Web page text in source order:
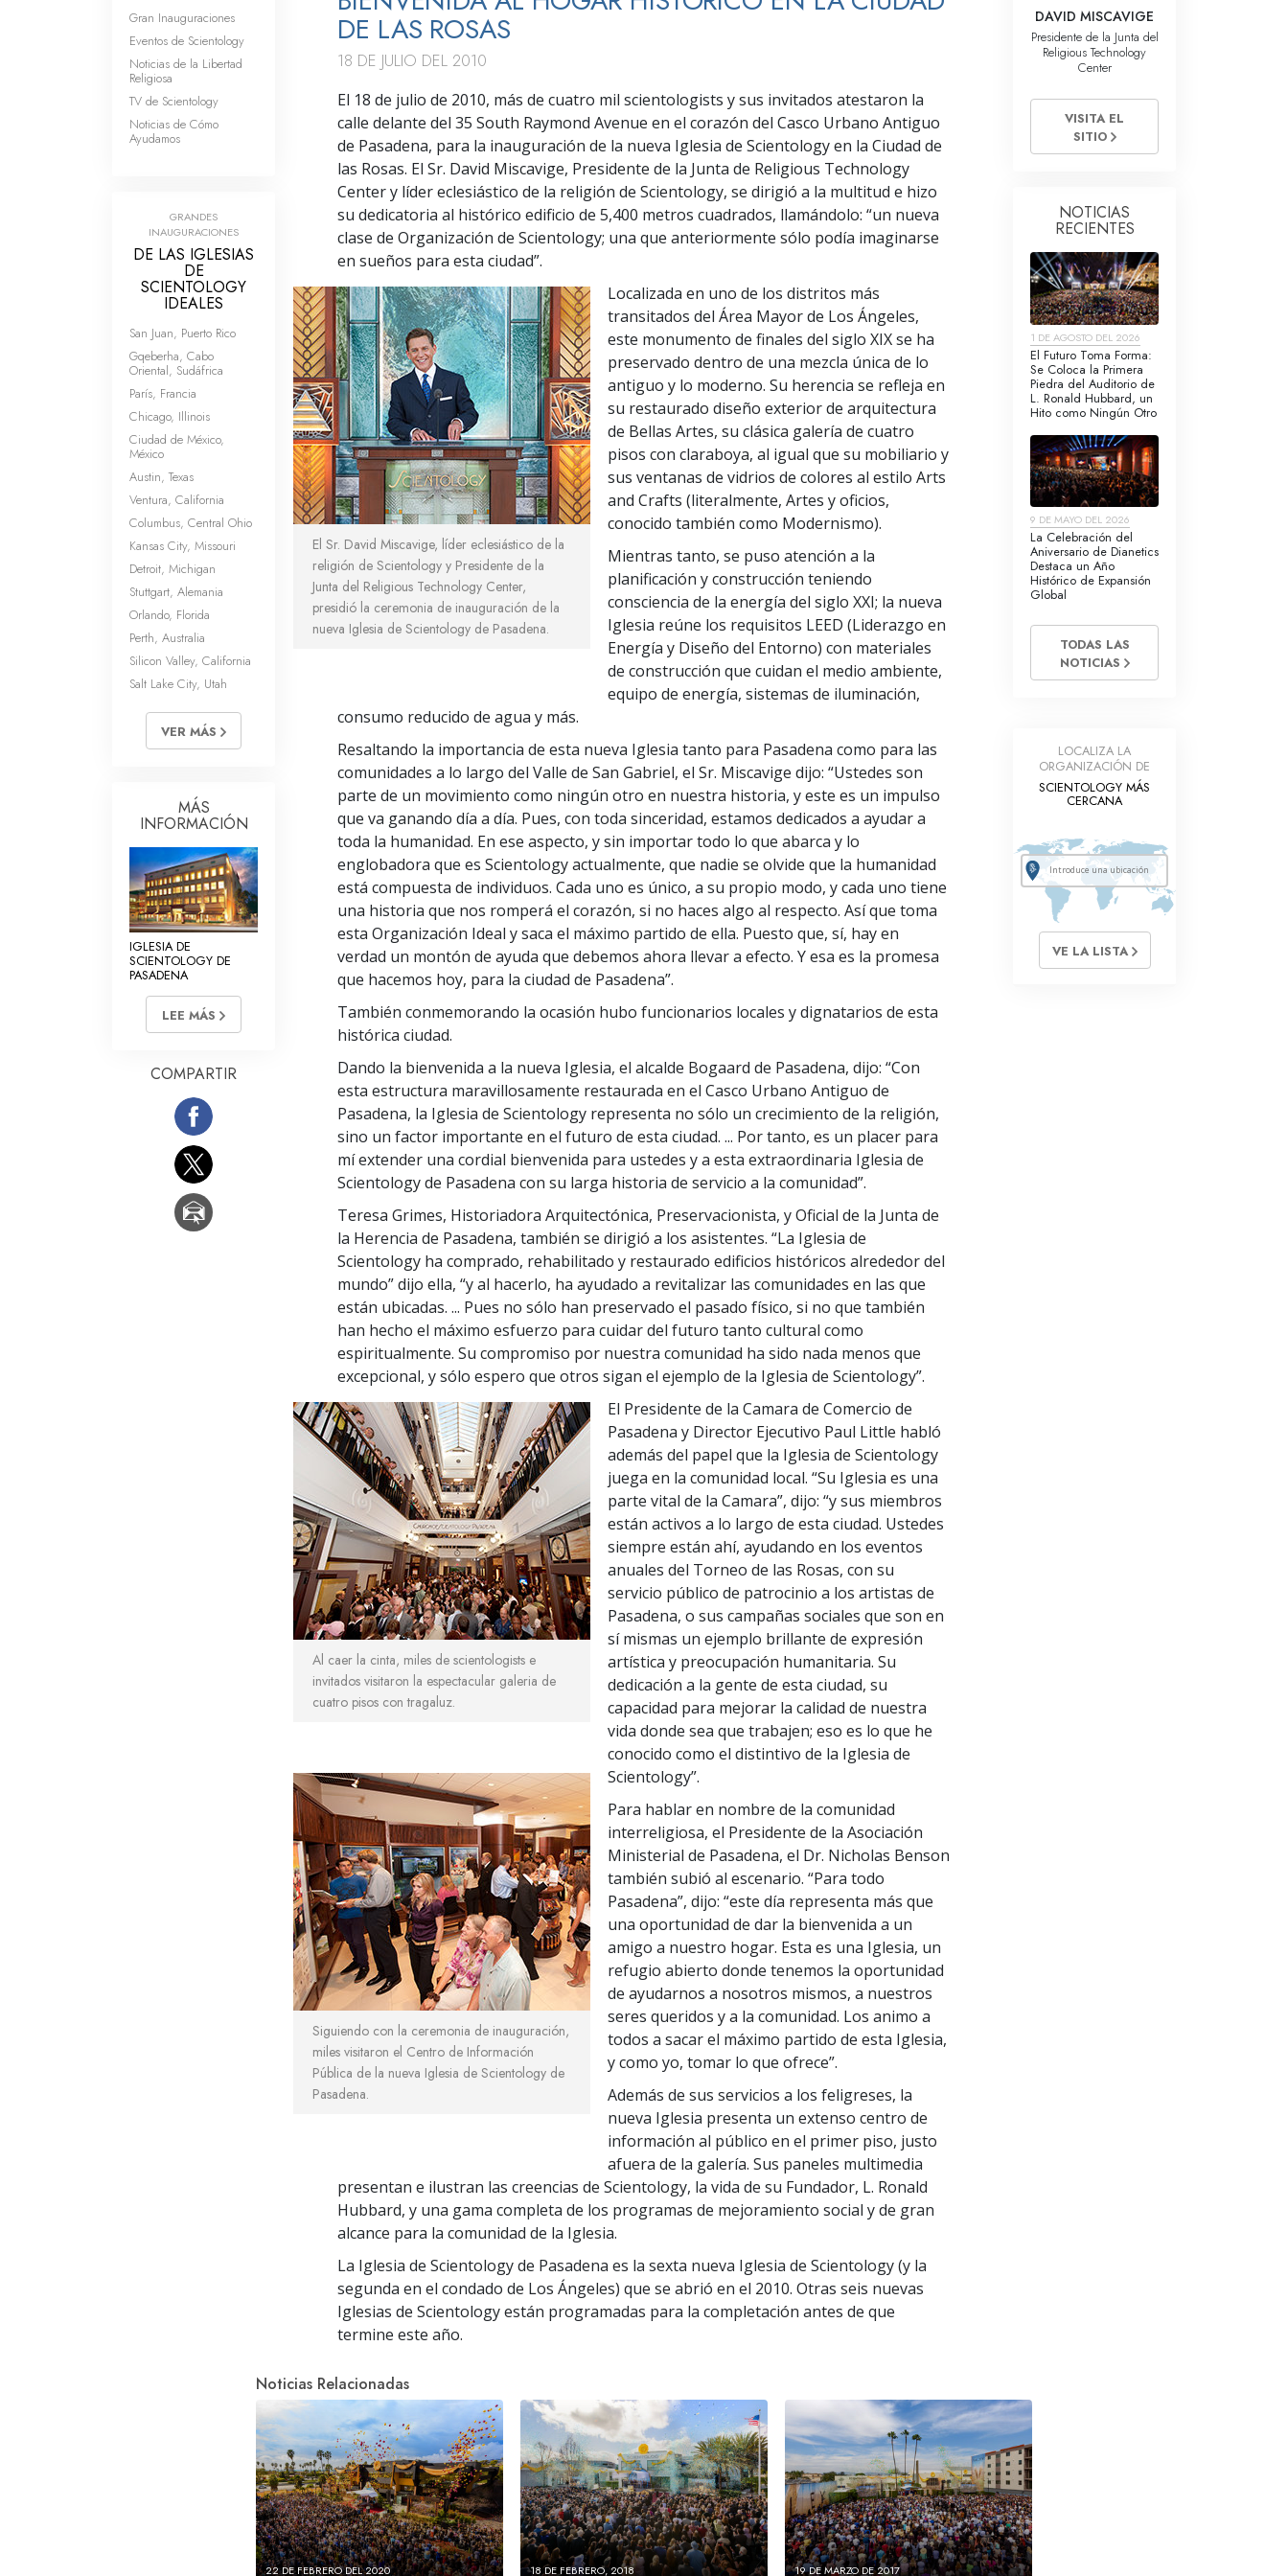
DE LAS ROSAS
18 DE JULIO DEL 2010
El 18 de julio de 2010, más de cuatro mil scientologists y sus invitados atestaron la
calle delante del 35 South Raymond Avenue en el corazón del Casco Urbano Antiguo
de Pasadena, para la inauguración de la nueva Iglesia de Scientology en la Ciudad de
las Rosas. El Sr. David Miscavige, Presidente de la Junta de Religious Technology
Center y líder eclesiástico de la religión de Scientology, se dirigió a la multitud e hizo
su dedicatoria al histórico edificio de 5,400 metros cuadrados, llamándolo: “un nueva
clase de Organización de Scientology; una que anteriormente sólo podía imaginarse
en sueños para esta ciudad”.
El Sr. David Miscavige, líder eclesiástico de la
religión de Scientology y Presidente de la
Junta del Religious Technology Center,
presidió la ceremonia de inauguración de la
nueva Iglesia de Scientology de Pasadena.
Localizada en uno de los distritos más
transitados del Área Mayor de Los Ángeles,
este monumento de finales del siglo XIX se ha
preservado dentro de una mezcla única de lo
antiguo y lo moderno. Su herencia se refleja en
su restaurado diseño exterior de arquitectura
de Bellas Artes, su clásica galería de cuatro
pisos con claraboya, al igual que su mobiliario y
sus ventanas de vidrios de colores al estilo Arts
and Crafts (literalmente, Artes y oficios,
conocido también como Modernismo).
Mientras tanto, se puso atención a la
planificación y construcción teniendo
consciencia de la energía del siglo XXI; la nueva
Iglesia reúne los requisitos LEED (Liderazgo en
Energía y Diseño del Entorno) con materiales
de construcción que cuidan el medio ambiente,
equipo de energía, sistemas de iluminación,
consumo reducido de agua y más.
Resaltando la importancia de esta nueva Iglesia tanto para Pasadena como para las
comunidades a lo largo del Valle de San Gabriel, el Sr. Miscavige dijo: “Ustedes son
parte de un movimiento como ningún otro en nuestra historia, y este es un impulso
que va ganando día a día. Pues, con toda sinceridad, estamos dedicados a ayudar a
toda la humanidad. En ese aspecto, y sin importar todo lo que abarca y lo
englobadora que es Scientology actualmente, que nadie se olvide que la humanidad
está compuesta de individuos. Cada uno es único, a su propio modo, y cada uno tiene
una historia que nos romperá el corazón, si no haces algo al respecto. Así que toma
esta Organización Ideal y saca el máximo partido de ella. Puesto que, sí, hay en
verdad un montón de ayuda que debemos ahora llevar a efecto. Y esa es la promesa
que hacemos hoy, para la ciudad de Pasadena”.
También conmemorando la ocasión hubo funcionarios locales y dignatarios de esta
histórica ciudad.
Dando la bienvenida a la nueva Iglesia, el alcalde Bogaard de Pasadena, dijo: “Con
esta estructura maravillosamente restaurada en el Casco Urbano Antiguo de
Pasadena, la Iglesia de Scientology representa no sólo un crecimiento de la religión,
sino un factor importante en el futuro de esta ciudad. ... Por tanto, es un placer para
mí extender una cordial bienvenida para ustedes y a esta extraordinaria Iglesia de
Scientology de Pasadena con su larga historia de servicio a la comunidad”.
Teresa Grimes, Historiadora Arquitectónica, Preservacionista, y Oficial de la Junta de
la Herencia de Pasadena, también se dirigió a los asistentes. “La Iglesia de
Scientology ha comprado, rehabilitado y restaurado edificios históricos alrededor del
mundo” dijo ella, “y al hacerlo, ha ayudado a revitalizar las comunidades en las que
están ubicadas. ... Pues no sólo han preservado el pasado físico, si no que también
han hecho el máximo esfuerzo para cuidar del futuro tanto cultural como
espiritualmente. Su compromiso por nuestra comunidad ha sido nada menos que
excepcional, y sólo espero que otros sigan el ejemplo de la Iglesia de Scientology”.
Al caer la cinta, miles de scientologists e
invitados visitaron la espectacular galeria de
cuatro pisos con tragaluz.
Siguiendo con la ceremonia de inauguración,
miles visitaron el Centro de Información
Pública de la nueva Iglesia de Scientology de
Pasadena.
El Presidente de la Camara de Comercio de
Pasadena y Director Ejecutivo Paul Little habló
además del papel que la Iglesia de Scientology
juega en la comunidad local. “Su Iglesia es una
parte vital de la Camara”, dijo: “y sus miembros
están activos a lo largo de esta ciudad. Ustedes
siempre están ahí, ayudando en los eventos
anuales del Torneo de las Rosas, con su
servicio público de patrocinio a los artistas de
Pasadena, o sus campañas sociales que son en
sí mismas un ejemplo brillante de expresión
artística y preocupación humanitaria. Su
dedicación a la gente de esta ciudad, su
capacidad para mejorar la calidad de nuestra
vida donde sea que trabajen; eso es lo que he
conocido como el distintivo de la Iglesia de
Scientology”.
Para hablar en nombre de la comunidad
interreligiosa, el Presidente de la Asociación
Ministerial de Pasadena, el Dr. Nicholas Benson
también subió al escenario. “Para todo
Pasadena”, dijo: “este día representa más que
una oportunidad de dar la bienvenida a un
amigo a nuestro hogar. Esta es una Iglesia, un
refugio abierto donde tenemos la oportunidad
de ayudarnos a nosotros mismos, a nuestros
seres queridos y a la comunidad. Los animo a
todos a sacar el máximo partido de esta Iglesia,
y como yo, tomar lo que ofrece”.
Además de sus servicios a los feligreses, la
nueva Iglesia presenta un extenso centro de
información al público en el primer piso, justo
afuera de la galería. Sus paneles multimedia
presentan e ilustran las creencias de Scientology, la vida de su Fundador, L. Ronald
Hubbard, y una gama completa de los programas de mejoramiento social y de gran
alcance para la comunidad de la Iglesia.
La Iglesia de Scientology de Pasadena es la sexta nueva Iglesia de Scientology (y la
segunda en el condado de Los Ángeles) que se abrió en el 2010. Otras seis nuevas
Iglesias de Scientology están programadas para la completación antes de que
termine este año.
Gran Inauguraciones
Eventos de Scientology
Noticias de la Libertad
Religiosa
TV de Scientology
Noticias de Cómo
Ayudamos
GRANDES
INAUGURACIONES
DE LAS IGLESIAS
DE
SCIENTOLOGY
IDEALES
San Juan, Puerto Rico
Gqeberha, Cabo
Oriental, Sudáfrica
París, Francia
Chicago, Illinois
Ciudad de México,
México
Austin, Texas
Ventura, California
Columbus, Central Ohio
Kansas City, Missouri
Detroit, Michigan
Stuttgart, Alemania
Orlando, Florida
Perth, Australia
Silicon Valley, California
Salt Lake City, Utah
VER MÁS
MÁS
INFORMACIÓN
IGLESIA DE
SCIENTOLOGY DE
PASADENA
LEE MÁS
COMPARTIR
DAVID MISCAVIGE
Presidente de la Junta del
Religious Technology
Center
VISITA EL
SITIO
NOTICIAS
RECIENTES
1 DE AGOSTO DEL 2026
El Futuro Toma Forma:
Se Coloca la Primera
Piedra del Auditorio de
L. Ronald Hubbard, un
Hito como Ningún Otro
9 DE MAYO DEL 2026
La Celebración del
Aniversario de Dianetics
Destaca un Año
Histórico de Expansión
Global
TODAS LAS
NOTICIAS
LOCALIZA LA
ORGANIZACIÓN DE
SCIENTOLOGY MÁS
CERCANA
VE LA LISTA
Noticias Relacionadas
22 DE FEBRERO DEL 2020 18 DE FEBRERO, 2018 19 DE MARZO DE 2017